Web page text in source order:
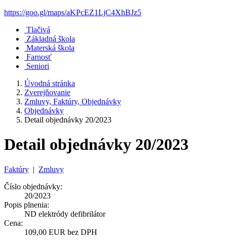
https://goo.gl/maps/aKPcEZ1LjC4XhBJz5
Tlačivá
Základná škola
Materská škola
Farnosť
Seniori
Úvodná stránka
Zverejňovanie
Zmluvy, Faktúry, Objednávky
Objednávky
Detail objednávky 20/2023
Detail objednávky 20/2023
Faktúry | Zmluvy
Číslo objednávky:
20/2023
Popis plnenia:
ND elektródy defibrilátor
Cena:
109,00 EUR bez DPH